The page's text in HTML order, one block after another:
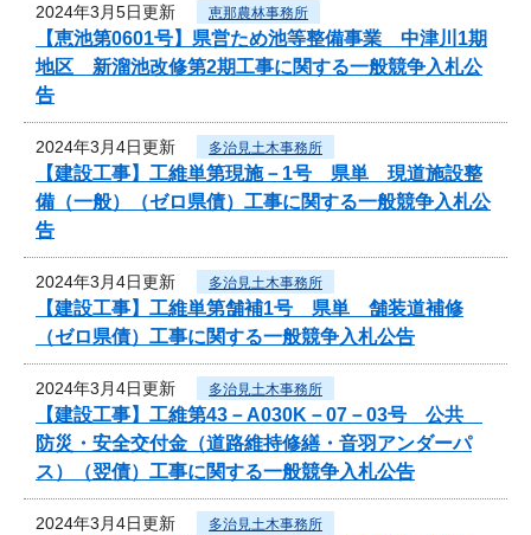
2024年3月5日更新 恵那農林事務所
【恵池第0601号】県営ため池等整備事業 中津川1期
地区 新溜池改修第2期工事に関する一般競争入札公
告
2024年3月4日更新 多治見土木事務所
【建設工事】工維単第現施－1号 県単 現道施設整
備（一般）（ゼロ県債）工事に関する一般競争入札公
告
2024年3月4日更新 多治見土木事務所
【建設工事】工維単第舗補1号 県単 舗装道補修
（ゼロ県債）工事に関する一般競争入札公告
2024年3月4日更新 多治見土木事務所
【建設工事】工維第43－A030K－07－03号 公共
防災・安全交付金（道路維持修繕・音羽アンダーパ
ス）（翌債）工事に関する一般競争入札公告
2024年3月4日更新 多治見土木事務所